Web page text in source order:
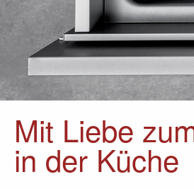
Mit Liebe
in der Küche